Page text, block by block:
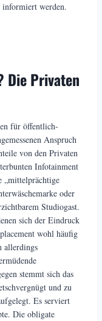
informiert werden.
Die Privaten
für öffentlich-
Anspruch
von den Privaten
Infotainment
„mittelprächtige
oder
Studiogast.
sich der Eindruck
wohl häufig
allerdings
stemmt sich das
und zu
Es serviert
Die obligate